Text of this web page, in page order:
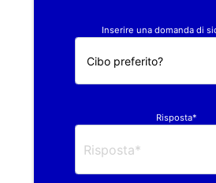
Inserire una domanda di
Risposta*